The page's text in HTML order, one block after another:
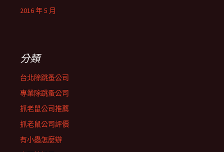
2016 年 5 月
分類
台北除跳蚤公司
專業除跳蚤公司
抓老鼠公司推薦
抓老鼠公司評價
有小蟲怎麼辦